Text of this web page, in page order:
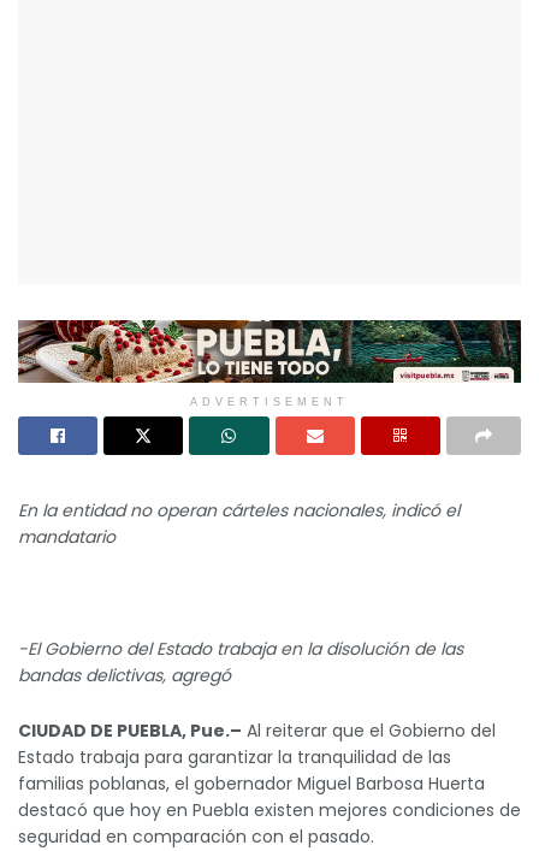
ADVERTISEMENT
En la entidad no operan cárteles nacionales, indicó el
mandatario
-El Gobierno del Estado trabaja en la disolución de las
bandas delictivas, agregó
CIUDAD DE PUEBLA, Pue.– Al reiterar que el Gobierno del
Estado trabaja para garantizar la tranquilidad de las
familias poblanas, el gobernador Miguel Barbosa Huerta
destacó que hoy en Puebla existen mejores condiciones de
seguridad en comparación con el pasado.